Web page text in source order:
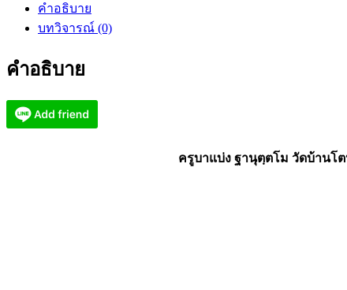
โตนด พระ
ตา
ริกา
คำอธิบาย
บทวิจารณ์ (0)
คำอธิบาย
ครูบาแบ่ง ฐานุตฺตโม วัดบ้านโต